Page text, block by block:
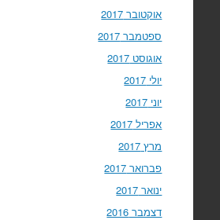
אוקטובר 2017
ספטמבר 2017
אוגוסט 2017
יולי 2017
יוני 2017
אפריל 2017
מרץ 2017
פברואר 2017
ינואר 2017
דצמבר 2016